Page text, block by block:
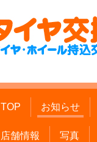
TOP お知らせ
店舗情報 写真